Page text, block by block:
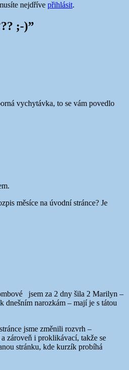
nejdříve přihlásit.
​​​​​​​;-)”
vychytávka, to se vám povedlo
měsíce na úvodní stránce? Je
jsem za 2 dny šila 2 Marilyn –
dnešním narozkám – mají je s tátou
jsme změnili rozvrh –
zároveň i proklikávací, takže se
stránku, kde kurzík probíhá